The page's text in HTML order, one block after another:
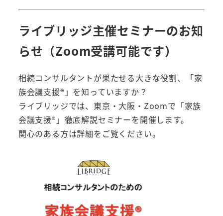
ライブリッジ主催セミナーのお知
らせ（Zoom受講可能です）
相続コンサルタントが果たせる大きな役割、「家
族会議支援®️」を知っていますか？
ライブリッジでは、東京・大阪・Zoomで「家族
会議支援®️」徹底解説セミナーを開催します。
関心のある方は詳細をご覧ください。